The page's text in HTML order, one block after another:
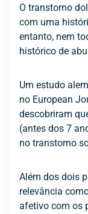
O transtorno
com uma
entanto, nem
histórico de
Um estudo
no European
descobriram
(antes dos 7
no transtorno
Além dos dois
relevância
afetivo com os